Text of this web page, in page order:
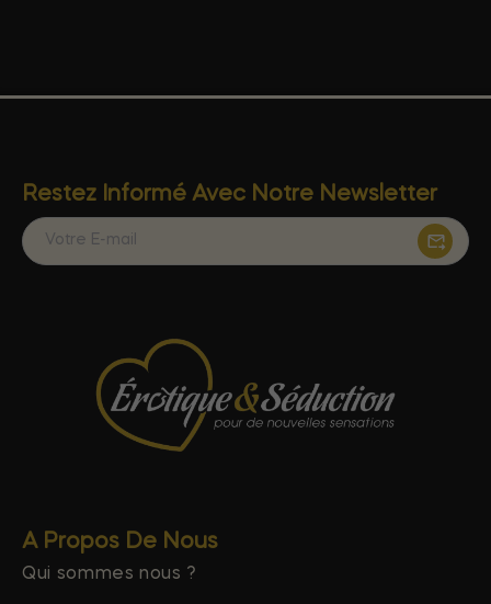
Restez Informé Avec Notre Newsletter
A Propos De Nous
Qui sommes nous ?